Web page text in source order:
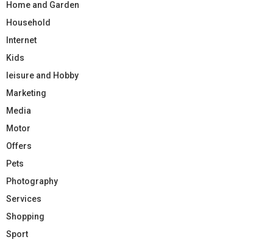
Home and Garden
Household
Internet
Kids
leisure and Hobby
Marketing
Media
Motor
Offers
Pets
Photography
Services
Shopping
Sport